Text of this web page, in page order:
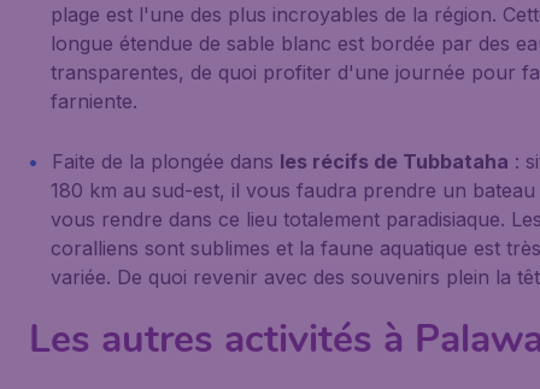
plage est l'une des plus incroyables de la région.
longue étendue de sable blanc est bordée par des
transparentes, de quoi profiter d'une journée pour
farniente.
Faite de la plongée dans les récifs de Tubbataha :
180 km au sud-est, il vous faudra prendre un
vous rendre dans ce lieu totalement paradisiaque.
coralliens sont sublimes et la faune aquatique est très
variée. De quoi revenir avec des souvenirs plein la
Les autres activités à